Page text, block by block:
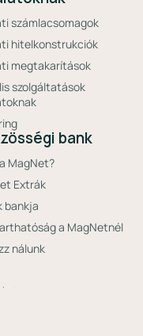
számlacsomagok
hitelkonstrukciók
megtakarítások
szolgáltatások
bank
MagNet?
Extrák
bankja
a MagNetnél
nálunk